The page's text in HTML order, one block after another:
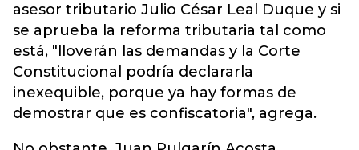
asesor tributario Julio César Leal Duque y si
se aprueba la reforma tributaria tal como
está, "lloverán las demandas y la Corte
Constitucional podría declararla
inexequible, porque ya hay formas de
demostrar que es confiscatoria", agrega.